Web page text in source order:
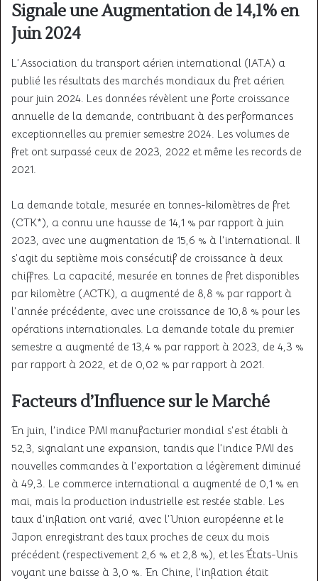
Signale une Augmentation de 14,1% en
Juin 2024
L’Association du transport aérien international (IATA) a
publié les résultats des marchés mondiaux du fret aérien
pour juin 2024. Les données révèlent une forte croissance
annuelle de la demande, contribuant à des performances
exceptionnelles au premier semestre 2024. Les volumes de
fret ont surpassé ceux de 2023, 2022 et même les records de
2021.
La demande totale, mesurée en tonnes-kilomètres de fret
(CTK*), a connu une hausse de 14,1 % par rapport à juin
2023, avec une augmentation de 15,6 % à l’international. Il
s’agit du septième mois consécutif de croissance à deux
chiffres. La capacité, mesurée en tonnes de fret disponibles
par kilomètre (ACTK), a augmenté de 8,8 % par rapport à
l’année précédente, avec une croissance de 10,8 % pour les
opérations internationales. La demande totale du premier
semestre a augmenté de 13,4 % par rapport à 2023, de 4,3 %
par rapport à 2022, et de 0,02 % par rapport à 2021.
Facteurs d’Influence sur le Marché
En juin, l’indice PMI manufacturier mondial s’est établi à
52,3, signalant une expansion, tandis que l’indice PMI des
nouvelles commandes à l’exportation a légèrement diminué
à 49,3. Le commerce international a augmenté de 0,1 % en
mai, mais la production industrielle est restée stable. Les
taux d’inflation ont varié, avec l’Union européenne et le
Japon enregistrant des taux proches de ceux du mois
précédent (respectivement 2,6 % et 2,8 %), et les États-Unis
voyant une baisse à 3,0 %. En Chine, l’inflation était